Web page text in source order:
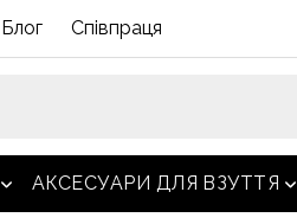
Блог Співпраця
відкрити меню
АКСЕСУАРИ ДЛЯ ВЗУТТЯ